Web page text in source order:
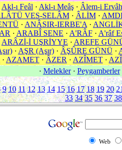
Akl-ı Feâl · Akl-ı Meâş · Âlem-i Ervâh
VES-SELÂM· ÂLİM·
· ANÂSIR-IERBE'A ·
· ARABÎ SENE · A'RÂF · A'râf
ARÂZİ-İ UŞRİYYE · AREFE
· AŞR (Aşır)· ÂŞÛRE GÜNÜ·
· AZAMET · ÂZER · AZÎMET ·
· Melekler· Peygamberler
9 10 11 12 13 14 15 16 17 18 19 20
33 34 35 36 37 38
Web